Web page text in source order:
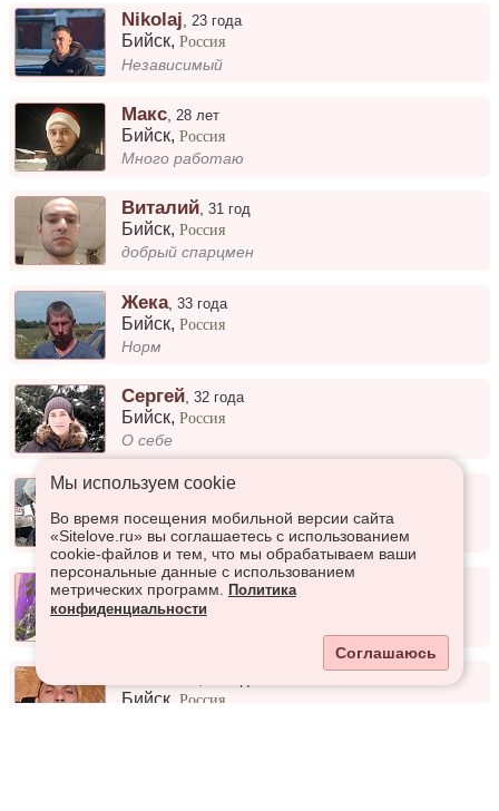
Nikolaj,23 года
Бийск,Россия
Независимый
Макс 28 лет
Бийск,Россия
Много работаю
Виталий,31 год
Бийск,Россия
добрый спарцмен
Жека,33 года
Бийск,Россия
Норм
Сергей ,32 года
Бийск,Россия
О себе
Вячеслав,55 лет
Бийск,Россия
Знакомлюсь для серьёзных отношений
Dimitry,48 лет
Бийск,Россия
Бийск ,Россия
Мы используем сookie
Во время посещения мобильной версии сайта
«Sitelove.ru» вы соглашаетесь с использованием
cookie-файлов и тем, что мы обрабатываем ваши
персональные данные с использованием
метрических программ.
Политика
конфиденциальности
Соглашаюсь